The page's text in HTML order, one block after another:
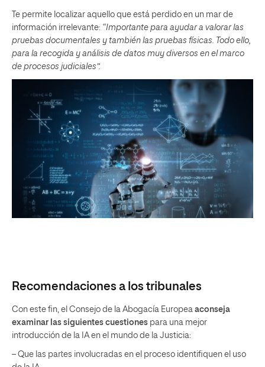
Te permite localizar aquello que está perdido en un mar de
información irrelevante: “Importante para ayudar a valorar las
pruebas documentales y también las pruebas físicas. Todo ello,
para la recogida y análisis de datos muy diversos en el marco
de procesos judiciales”.
Recomendaciones a los tribunales
Con este fin, el Consejo de la Abogacía Europea aconseja
examinar las siguientes cuestiones para una mejor
introducción de la IA en el mundo de la Justicia:
– Que las partes involucradas en el proceso identifiquen el uso